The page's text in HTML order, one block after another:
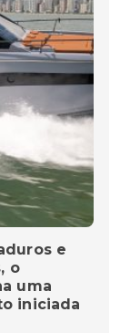
e
o
uma
iniciada